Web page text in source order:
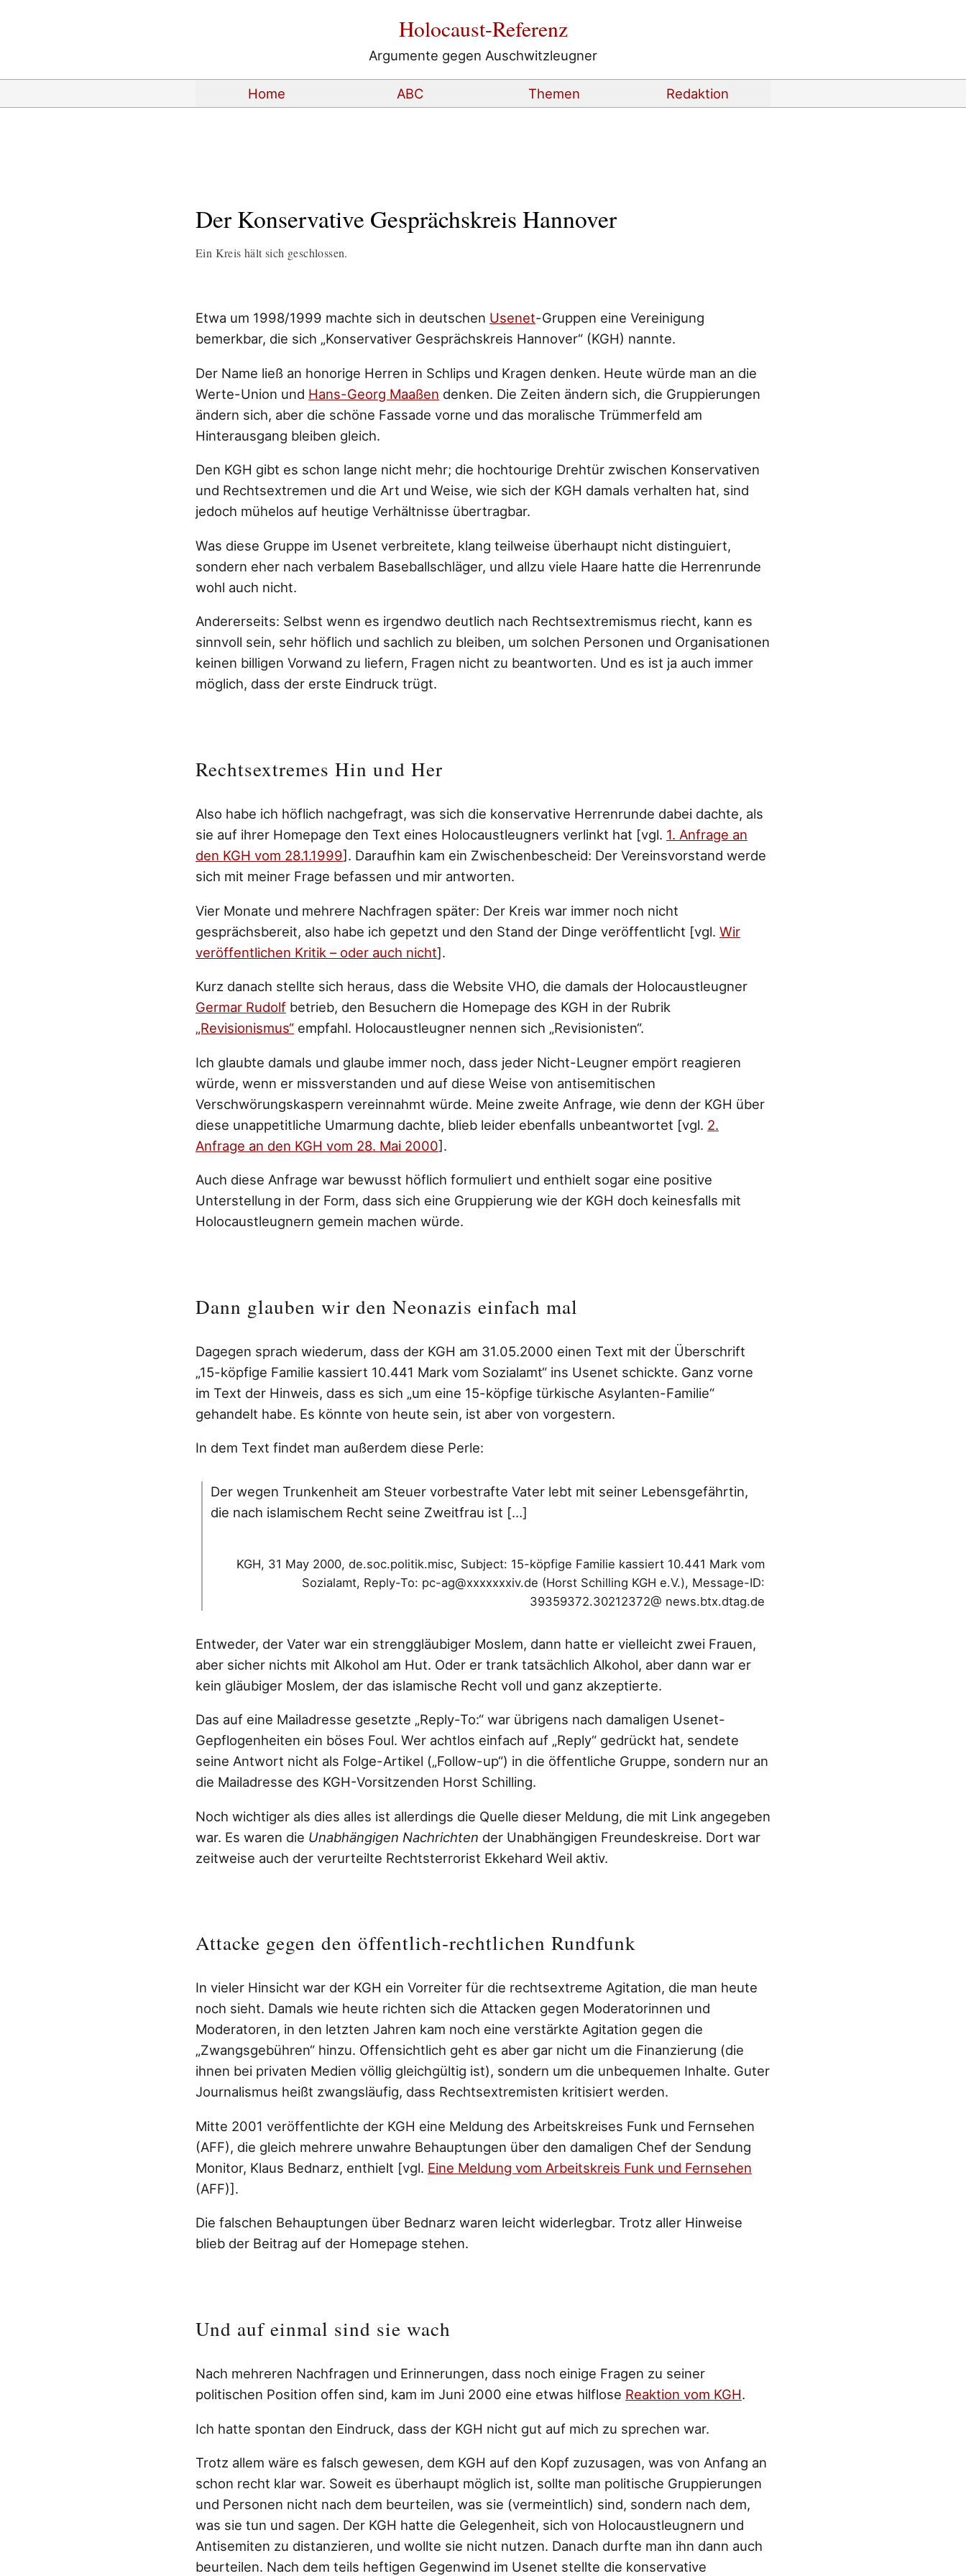
Holocaust-Referenz
Argumente gegen Auschwitzleugner
Home ABC Themen Redaktion
Der Konservative Gesprächskreis Hannover
Ein Kreis hält sich geschlossen.
Etwa um 1998/1999 machte sich in deutschen Usenet-Gruppen eine Vereinigung
bemerkbar, die sich „Konservativer Gesprächskreis Hannover“ (KGH) nannte.
Der Name ließ an honorige Herren in Schlips und Kragen denken. Heute würde man an die
Werte-Union und Hans-Georg Maaßen denken. Die Zeiten ändern sich, die Gruppierungen
ändern sich, aber die schöne Fassade vorne und das moralische Trümmerfeld am
Hinterausgang bleiben gleich.
Den KGH gibt es schon lange nicht mehr; die hochtourige Drehtür zwischen Konservativen
und Rechtsextremen und die Art und Weise, wie sich der KGH damals verhalten hat, sind
jedoch mühelos auf heutige Verhältnisse übertragbar.
Was diese Gruppe im Usenet verbreitete, klang teilweise überhaupt nicht distinguiert,
sondern eher nach verbalem Baseballschläger, und allzu viele Haare hatte die Herrenrunde
wohl auch nicht.
Andererseits: Selbst wenn es irgendwo deutlich nach Rechtsextremismus riecht, kann es
sinnvoll sein, sehr höflich und sachlich zu bleiben, um solchen Personen und Organisationen
keinen billigen Vorwand zu liefern, Fragen nicht zu beantworten. Und es ist ja auch immer
möglich, dass der erste Eindruck trügt.
Rechtsextremes Hin und Her
Also habe ich höflich nachgefragt, was sich die konservative Herrenrunde dabei dachte, als
sie auf ihrer Homepage den Text eines Holocaustleugners verlinkt hat [vgl. 1. Anfrage an
den KGH vom 28.1.1999]. Daraufhin kam ein Zwischenbescheid: Der Vereinsvorstand werde
sich mit meiner Frage befassen und mir antworten.
Vier Monate und mehrere Nachfragen später: Der Kreis war immer noch nicht
gesprächsbereit, also habe ich gepetzt und den Stand der Dinge veröffentlicht [vgl. Wir
veröffentlichen Kritik – oder auch nicht].
Kurz danach stellte sich heraus, dass die Website VHO, die damals der Holocaustleugner
Germar Rudolf betrieb, den Besuchern die Homepage des KGH in der Rubrik
„Revisionismus“ empfahl. Holocaustleugner nennen sich „Revisionisten“.
Ich glaubte damals und glaube immer noch, dass jeder Nicht-Leugner empört reagieren
würde, wenn er missverstanden und auf diese Weise von antisemitischen
Verschwörungskaspern vereinnahmt würde. Meine zweite Anfrage, wie denn der KGH über
diese unappetitliche Umarmung dachte, blieb leider ebenfalls unbeantwortet [vgl. 2.
Anfrage an den KGH vom 28. Mai 2000].
Auch diese Anfrage war bewusst höflich formuliert und enthielt sogar eine positive
Unterstellung in der Form, dass sich eine Gruppierung wie der KGH doch keinesfalls mit
Holocaustleugnern gemein machen würde.
Dann glauben wir den Neonazis einfach mal
Dagegen sprach wiederum, dass der KGH am 31.05.2000 einen Text mit der Überschrift
„15-köpfige Familie kassiert 10.441 Mark vom Sozialamt“ ins Usenet schickte. Ganz vorne
im Text der Hinweis, dass es sich „um eine 15-köpfige türkische Asylanten-Familie“
gehandelt habe. Es könnte von heute sein, ist aber von vorgestern.
In dem Text findet man außerdem diese Perle:
Der wegen Trunkenheit am Steuer vorbestrafte Vater lebt mit seiner Lebensgefährtin,
die nach islamischem Recht seine Zweitfrau ist […]
KGH, 31 May 2000, de.soc.politik.misc, Subject: 15-köpfige Familie kassiert 10.441 Mark vom
Sozialamt, Reply-To: pc-ag@xxxxxxxiv.de (Horst Schilling KGH e.V.), Message-ID:
39359372.30212372@ news.btx.dtag.de
Entweder, der Vater war ein strenggläubiger Moslem, dann hatte er vielleicht zwei Frauen,
aber sicher nichts mit Alkohol am Hut. Oder er trank tatsächlich Alkohol, aber dann war er
kein gläubiger Moslem, der das islamische Recht voll und ganz akzeptierte.
Das auf eine Mailadresse gesetzte „Reply-To:“ war übrigens nach damaligen Usenet-
Gepflogenheiten ein böses Foul. Wer achtlos einfach auf „Reply“ gedrückt hat, sendete
seine Antwort nicht als Folge-Artikel („Follow-up“) in die öffentliche Gruppe, sondern nur an
die Mailadresse des KGH-Vorsitzenden Horst Schilling.
Noch wichtiger als dies alles ist allerdings die Quelle dieser Meldung, die mit Link angegeben
war. Es waren die Unabhängigen Nachrichten der Unabhängigen Freundeskreise. Dort war
zeitweise auch der verurteilte Rechtsterrorist Ekkehard Weil aktiv.
Attacke gegen den öffentlich-rechtlichen Rundfunk
In vieler Hinsicht war der KGH ein Vorreiter für die rechtsextreme Agitation, die man heute
noch sieht. Damals wie heute richten sich die Attacken gegen Moderatorinnen und
Moderatoren, in den letzten Jahren kam noch eine verstärkte Agitation gegen die
„Zwangsgebühren“ hinzu. Offensichtlich geht es aber gar nicht um die Finanzierung (die
ihnen bei privaten Medien völlig gleichgültig ist), sondern um die unbequemen Inhalte. Guter
Journalismus heißt zwangsläufig, dass Rechtsextremisten kritisiert werden.
Mitte 2001 veröffentlichte der KGH eine Meldung des Arbeitskreises Funk und Fernsehen
(AFF), die gleich mehrere unwahre Behauptungen über den damaligen Chef der Sendung
Monitor, Klaus Bednarz, enthielt [vgl. Eine Meldung vom Arbeitskreis Funk und Fernsehen
(AFF)].
Die falschen Behauptungen über Bednarz waren leicht widerlegbar. Trotz aller Hinweise
blieb der Beitrag auf der Homepage stehen.
Und auf einmal sind sie wach
Nach mehreren Nachfragen und Erinnerungen, dass noch einige Fragen zu seiner
politischen Position offen sind, kam im Juni 2000 eine etwas hilflose Reaktion vom KGH.
Ich hatte spontan den Eindruck, dass der KGH nicht gut auf mich zu sprechen war.
Trotz allem wäre es falsch gewesen, dem KGH auf den Kopf zuzusagen, was von Anfang an
schon recht klar war. Soweit es überhaupt möglich ist, sollte man politische Gruppierungen
und Personen nicht nach dem beurteilen, was sie (vermeintlich) sind, sondern nach dem,
was sie tun und sagen. Der KGH hatte die Gelegenheit, sich von Holocaustleugnern und
Antisemiten zu distanzieren, und wollte sie nicht nutzen. Danach durfte man ihn dann auch
beurteilen. Nach dem teils heftigen Gegenwind im Usenet stellte die konservative